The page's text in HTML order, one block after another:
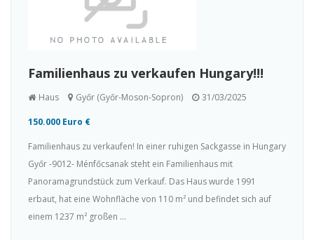
Familienhaus zu verkaufen Hungary!!!
Haus Győr (Győr-Moson-Sopron) 31/03/2025
150.000 Euro €
Familienhaus zu verkaufen! In einer ruhigen Sackgasse in Hungary
Győr -9012- Ménfőcsanak steht ein Familienhaus mit
Panoramagrundstück zum Verkauf. Das Haus wurde 1991
erbaut, hat eine Wohnfläche von 110 m² und befindet sich auf
einem 1237 m² großen ...